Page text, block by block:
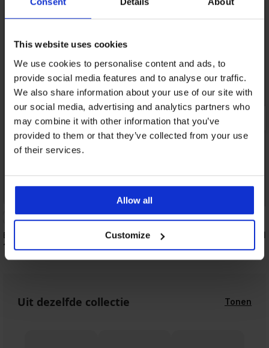
This website uses cookies
We use cookies to personalise content and ads, to
provide social media features and to analyse our traffic.
We also share information about your use of our site with
our social media, advertising and analytics partners who
may combine it with other information that you’ve
provided to them or that they’ve collected from your use
of their services.
Allow all
Customize
4,8
Bamboe slip Black naadloos
14,99 €
Bamboe boxershort
Uit dezelfde collectie Tonen